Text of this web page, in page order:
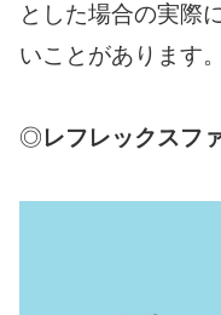
とした場合の実際
いことがあります。
◎レフレックスフ